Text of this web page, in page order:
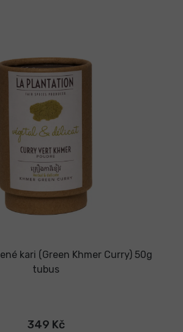
kari (Green Khmer Curry) 50g
tubus
349 Kč